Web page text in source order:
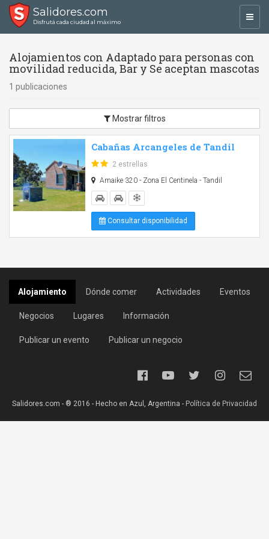
Salidores.com
Disfrutá cada ciudad al máximo
Alojamientos con Adaptado para personas con
movilidad reducida, Bar y Se aceptan mascotas
1 publicaciones
Mostrar filtros
Cabañas Arcangeles de Tandil
2 estrellas
Amaike 320 - Zona El Centinela - Tandil
Consultar disponibilidad
Alojamiento Dónde comer Actividades Eventos
Negocios Lugares Información
Publicar un evento Publicar un negocio
Salidores.com - ® 2016 - Hecho en Azul, Argentina - Política de Privacidad